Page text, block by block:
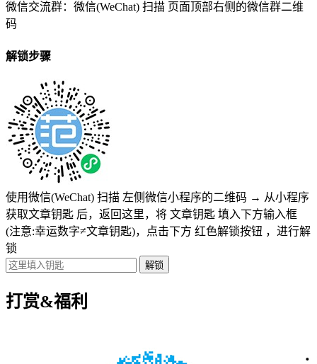
微信交流群：微信(WeChat) 扫描 页面顶部右侧的微信群二维
码
解锁步骤
使用微信(WeChat) 扫描 左侧微信小程序的二维码 → 从小程序
获取文章钥匙 后，返回这里，将 文章钥匙 填入下方输入框
(注意:幸运数字≠文章钥匙)，点击下方 红色解锁按钮 ，进行解
锁
打赏&福利